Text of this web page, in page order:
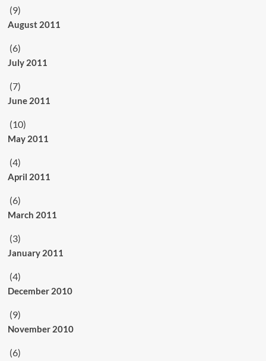
(9)
August 2011
(6)
July 2011
(7)
June 2011
(10)
May 2011
(4)
April 2011
(6)
March 2011
(3)
January 2011
(4)
December 2010
(9)
November 2010
(6)